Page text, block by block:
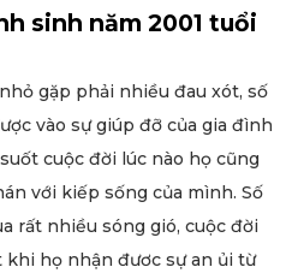
sinh năm 2001 tuổi
gặp phải nhiều đau xót, số
vào sự giúp đỡ của gia đình
cuộc đời lúc nào họ cũng
với kiếp sống của mình. Số
rất nhiều sóng gió, cuộc đời
họ nhận đươc sự an ủi từ